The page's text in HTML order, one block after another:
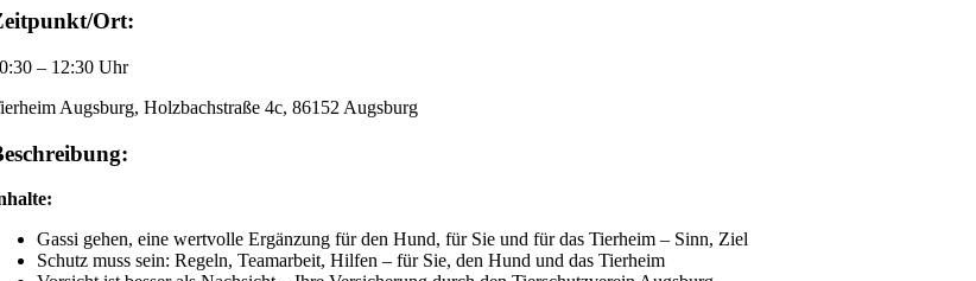
Ort:
– 12:30 Uhr
Augsburg, Holzbachstraße 4c, 86152 Augsburg
Gassi gehen, eine wertvolle Ergänzung für den Hund, für Sie und für das Tierheim – Sinn, Ziel
Schutz muss sein: Regeln, Teamarbeit, Hilfen – für Sie, den Hund und das Tierheim